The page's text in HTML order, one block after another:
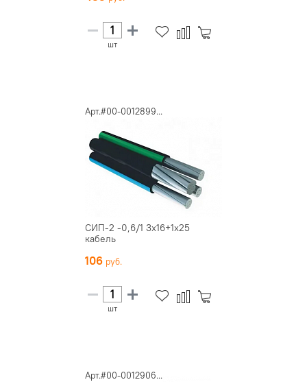
шт
Арт.#00-0012899...
СИП-2 -0,6/1 3х16+1х25
кабель
106
шт
Арт.#00-0012906...